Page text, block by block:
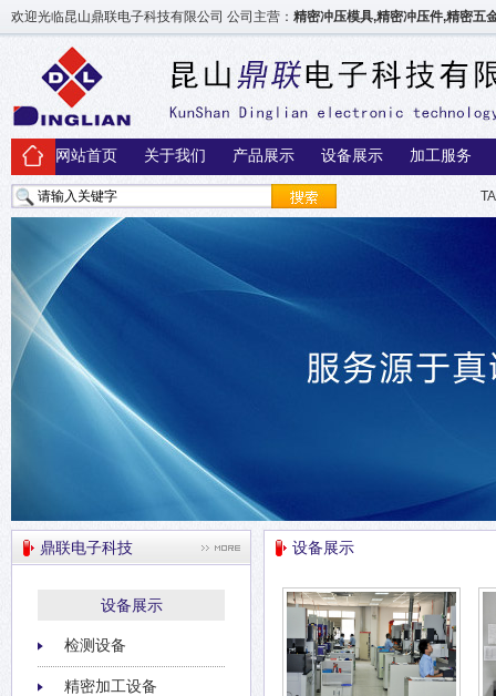
欢迎光临昆山鼎联电子科技有限公司 公司主营： 精密冲压模具,精密冲压件,精密五
网站首页 关于我们 产品展示 设备展示 加工服务
鼎联电子科技
设备展示
检测设备
精密加工设备
设备展示